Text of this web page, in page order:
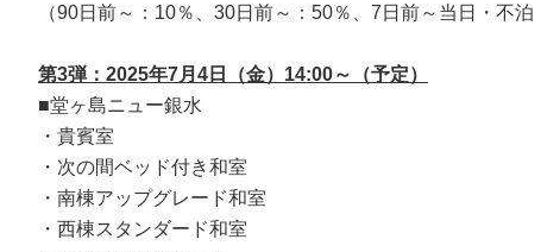
（90日前～：10％、30日前～：50％、7日前～当日・不
第3弾：2025年7月4日（金）14:00～（予定）
■堂ヶ島ニュー銀水
・貴賓室
・次の間ベッド付き和室
・南棟アップグレード和室
・西棟スタンダード和室